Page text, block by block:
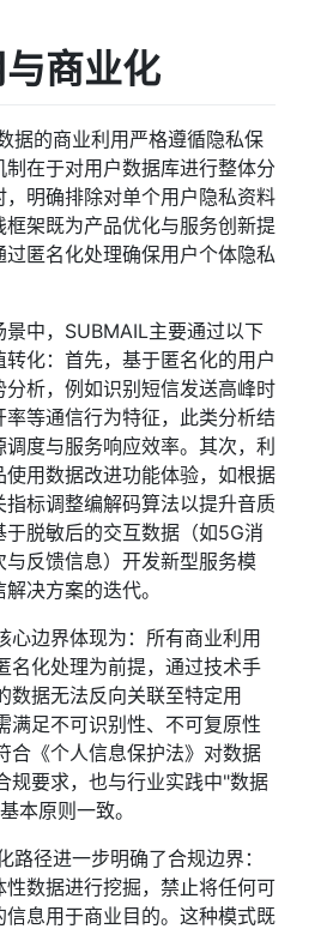
商业化
据的商业利用严格遵循隐私保
在于对用户数据库进行整体分
明确排除对单个用户隐私资料
框架既为产品优化与服务创新提
匿名化处理确保用户个体隐私
中，SUBMAIL主要通过以下
化：首先，基于匿名化的用户
析，例如识别短信发送高峰时
等通信行为特征，此类分析结
调度与服务响应效率。其次，利
使用数据改进功能体验，如根据
标调整编解码算法以提升音质
脱敏后的交互数据（如5G消
与反馈信息）开发新型服务模
决方案的迭代。
心边界体现为：所有商业利用
名化处理为前提，通过技术手
数据无法反向关联至特定用
满足不可识别性、不可复原性
合《个人信息保护法》对数据
规要求，也与行业实践中"数据
本原则一致。
路径进一步明确了合规边界：
数据进行挖掘，禁止将任何可
信息用于商业目的。这种模式既